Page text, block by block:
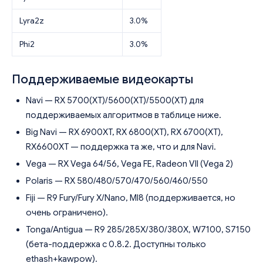
Lyra2z 3.0%
Phi2 3.0%
Поддерживаемые видеокарты
Navi — RX 5700(XT)/5600(XT)/5500(XT) для
поддерживаемых алгоритмов в таблице ниже.
Big Navi — RX 6900XT, RX 6800(XT), RX 6700(XT),
RX6600XT — поддержка та же, что и для Navi.
Vega — RX Vega 64/56, Vega FE, Radeon VII (Vega 2)
Polaris — RX 580/480/570/470/560/460/550
Fiji — R9 Fury/Fury X/Nano, MI8 (поддерживается, но
очень ограничено).
Tonga/Antigua — R9 285/285X/380/380X, W7100, S7150
(бета-поддержка с 0.8.2. Доступны только
ethash+kawpow).